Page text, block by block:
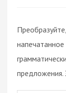
предложения.